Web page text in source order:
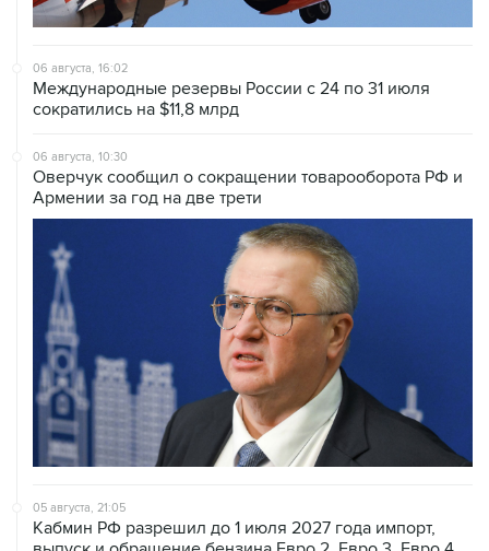
06 августа, 16:02
Международные резервы России с 24 по 31 июля
сократились на $11,8 млрд
06 августа, 10:30
Оверчук сообщил о сокращении товарооборота РФ и
Армении за год на две трети
05 августа, 21:05
Кабмин РФ разрешил до 1 июля 2027 года импорт,